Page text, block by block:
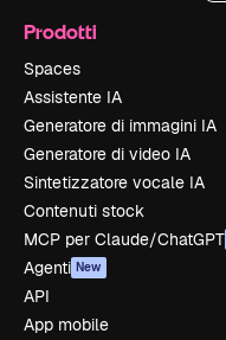
Prodotti
Spaces
Assistente IA
Generatore di immagini IA
Generatore di video IA
Sintetizzatore vocale IA
Contenuti stock
MCP per Claude/ChatGPT
Agenti New
API
App mobile